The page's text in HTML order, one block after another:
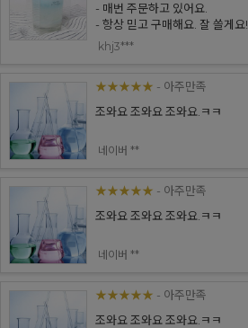
- 매번 주문하고 있어요.
- 항상 믿고 구매해요. 잘 쓸게요!
khj3***
★★★★★ - 아주만족
조와요 조와요 조와요.ㅋㅋ
네이버 **
★★★★★ - 아주만족
조와요 조와요 조와요.ㅋㅋ
네이버 **
★★★★★ - 아주만족
조와요 조와요 조와요.ㅋㅋ